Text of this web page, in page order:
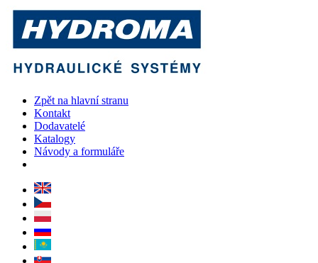
Zpět na hlavní stranu
Kontakt
Dodavatelé
Katalogy
Návody a formuláře